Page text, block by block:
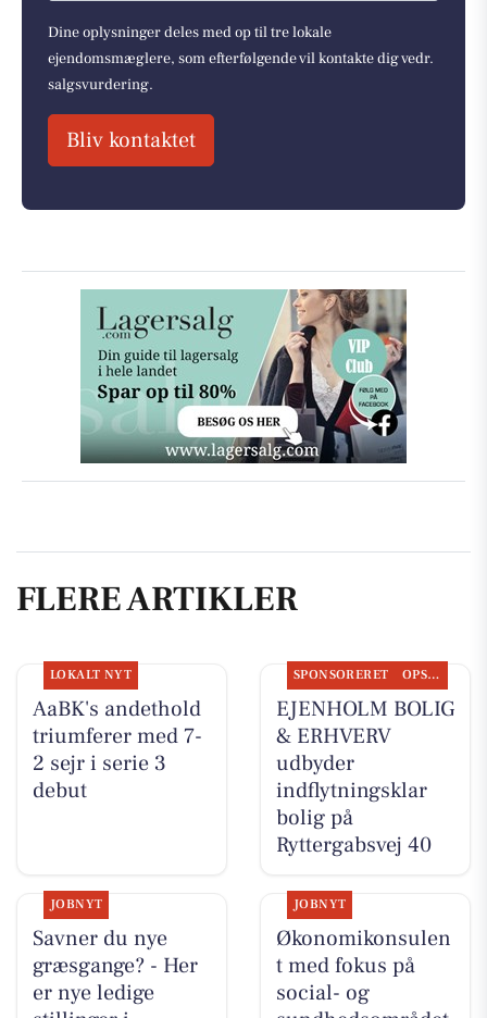
Dine oplysninger deles med op til tre lokale
ejendomsmæglere, som efterfølgende vil kontakte dig vedr.
salgsvurdering.
Bliv kontaktet
FLERE ARTIKLER
LOKALT NYT
AaBK's andethold
triumferer med 7-
2 sejr i serie 3
debut
SPONSORERET OPSLAGSTAVLEN
EJENHOLM BOLIG
& ERHVERV
udbyder
indflytningsklar
bolig på
Ryttergabsvej 40
JOBNYT
Savner du nye
græsgange? - Her
er nye ledige
JOBNYT
Økonomikonsulen
t med fokus på
social- og